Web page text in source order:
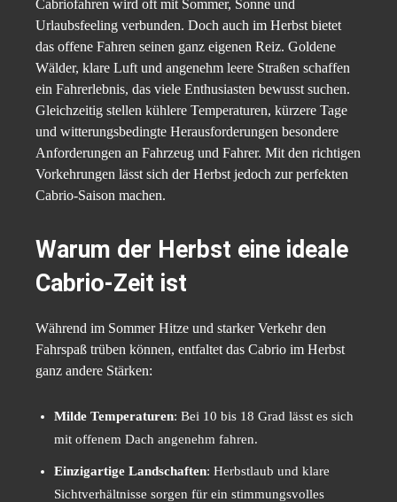
Cabriofahren wird oft mit Sommer, Sonne und
Urlaubsfeeling verbunden. Doch auch im Herbst bietet
das offene Fahren seinen ganz eigenen Reiz. Goldene
Wälder, klare Luft und angenehm leere Straßen schaffen
ein Fahrerlebnis, das viele Enthusiasten bewusst suchen.
Gleichzeitig stellen kühlere Temperaturen, kürzere Tage
und witterungsbedingte Herausforderungen besondere
Anforderungen an Fahrzeug und Fahrer. Mit den richtigen
Vorkehrungen lässt sich der Herbst jedoch zur perfekten
Cabrio-Saison machen.
Warum der Herbst eine ideale
Cabrio-Zeit ist
Während im Sommer Hitze und starker Verkehr den
Fahrspaß trüben können, entfaltet das Cabrio im Herbst
ganz andere Stärken:
Milde Temperaturen: Bei 10 bis 18 Grad lässt es sich
mit offenem Dach angenehm fahren.
Einzigartige Landschaften: Herbstlaub und klare
Sichtverhältnisse sorgen für ein stimmungsvolles